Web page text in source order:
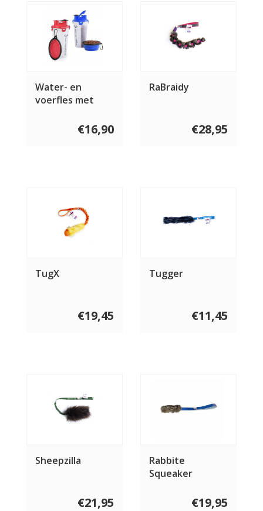
Water- en
voerfles met
€16,90
RaBraidy
€28,95
TugX
€19,45
Tugger
€11,45
Sheepzilla
€21,95
Rabbite
Squeaker
€19,95